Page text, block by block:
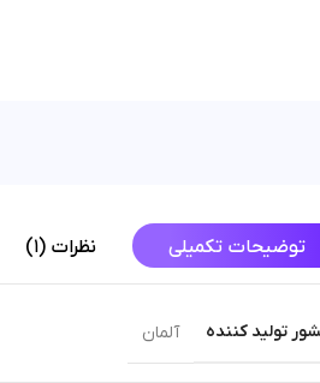
توضیحات تکمیلی نظرات (1)
تولید کننده آلمان